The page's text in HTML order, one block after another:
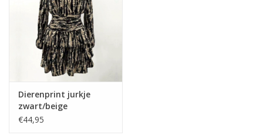
Home deco
Herensokken
Dierenprint jurkje
zwart/beige
€44,95